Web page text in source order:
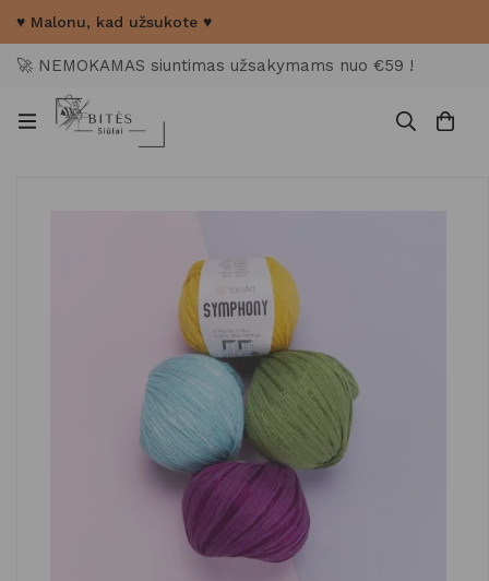
♥ Malonu, kad užsukote ♥
🚀 NEMOKAMAS siuntimas užsakymams nuo €59 !